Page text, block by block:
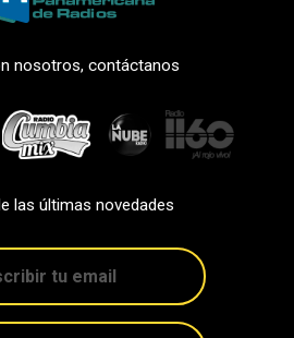
nosotros, contáctanos
las últimas novedades